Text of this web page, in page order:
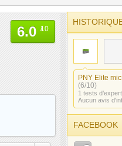
6.0 /10
PNY Elite
(6/10)
1 tests
Aucun avis
FACEBOOK